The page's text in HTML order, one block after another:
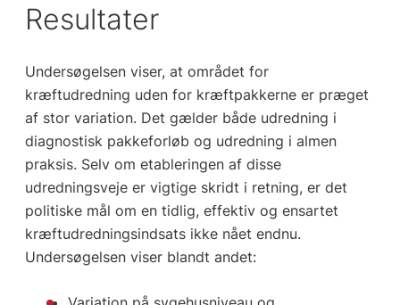
Resultater
Undersøgelsen viser, at området for
kræftudredning uden for kræftpakkerne er præget
af stor variation. Det gælder både udredning i
diagnostisk pakkeforløb og udredning i almen
praksis. Selv om etableringen af disse
udredningsveje er vigtige skridt i retning, er det
politiske mål om en tidlig, effektiv og ensartet
kræftudredningsindsats ikke nået endnu.
Undersøgelsen viser blandt andet: